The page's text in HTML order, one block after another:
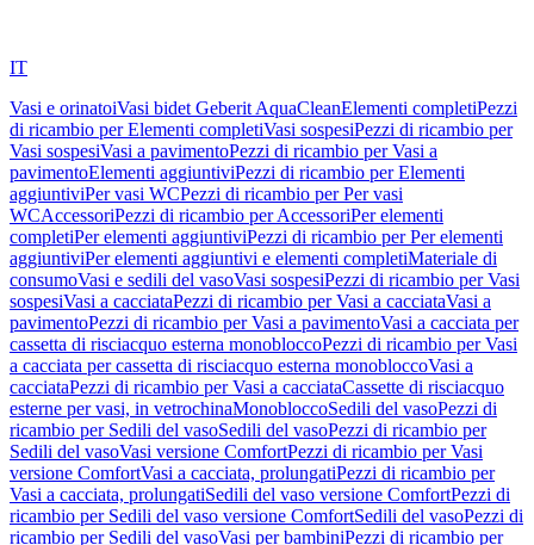
IT
Vasi e orinatoiVasi bidet Geberit AquaCleanElementi completiPezzi
di ricambio per Elementi completiVasi sospesiPezzi di ricambio per
Vasi sospesiVasi a pavimentoPezzi di ricambio per Vasi a
pavimentoElementi aggiuntiviPezzi di ricambio per Elementi
aggiuntiviPer vasi WCPezzi di ricambio per Per vasi
WCAccessoriPezzi di ricambio per AccessoriPer elementi
completiPer elementi aggiuntiviPezzi di ricambio per Per elementi
aggiuntiviPer elementi aggiuntivi e elementi completiMateriale di
consumoVasi e sedili del vasoVasi sospesiPezzi di ricambio per Vasi
sospesiVasi a cacciataPezzi di ricambio per Vasi a cacciataVasi a
pavimentoPezzi di ricambio per Vasi a pavimentoVasi a cacciata per
cassetta di risciacquo esterna monobloccoPezzi di ricambio per Vasi
a cacciata per cassetta di risciacquo esterna monobloccoVasi a
cacciataPezzi di ricambio per Vasi a cacciataCassette di risciacquo
esterne per vasi, in vetrochinaMonobloccoSedili del vasoPezzi di
ricambio per Sedili del vasoSedili del vasoPezzi di ricambio per
Sedili del vasoVasi versione ComfortPezzi di ricambio per Vasi
versione ComfortVasi a cacciata, prolungatiPezzi di ricambio per
Vasi a cacciata, prolungatiSedili del vaso versione ComfortPezzi di
ricambio per Sedili del vaso versione ComfortSedili del vasoPezzi di
ricambio per Sedili del vasoVasi per bambiniPezzi di ricambio per